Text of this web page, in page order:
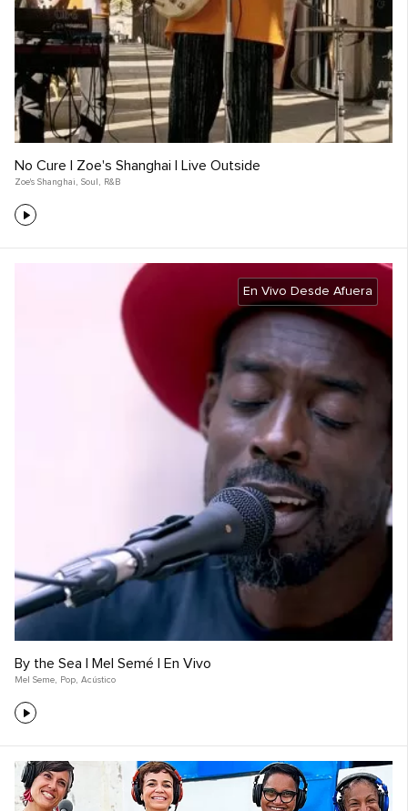
No Cure | Zoe's Shanghai | Live Outside
Zoe's Shanghai , Soul , R&B
En Vivo Desde Afuera
By the Sea | Mel Semé | En Vivo
Mel Seme, Pop, Acústico